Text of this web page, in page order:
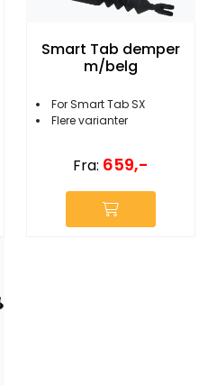
Smart Tab demper
m/belg
For Smart Tab SX
Flere varianter
Fra: 659,-